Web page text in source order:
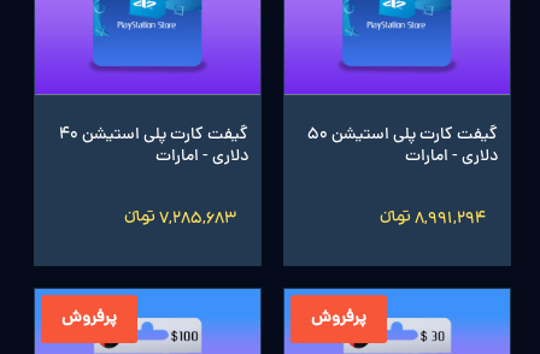
گیفت کارت پلی استیشن 50
دلاری - امارات
8,991,294 تومانءءء
گیفت کارت پلی استیشن 40
دلاری - امارات
7,285,683 تومانءءء
پرفروش پرفروش